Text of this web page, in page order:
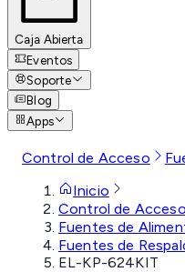
Caja Abierta
Eventos
Soporte
Blog
Apps
Control de Acceso
Inicio
Control de Acceso
Fuentes de
Fuentes de
EL-KP-624KIT